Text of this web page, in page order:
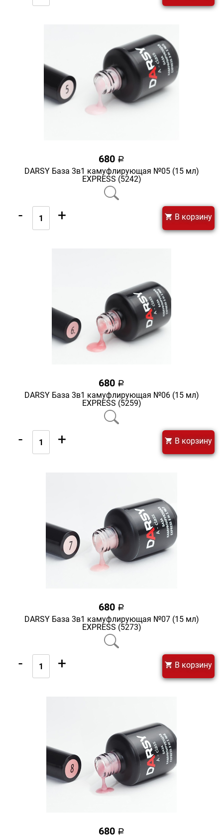
680 a
DARSY База 3в1 камуфлирующая №05 (15 мл)
EXPRESS (5242)
- + В корзину
680 a
DARSY База 3в1 камуфлирующая №06 (15 мл)
EXPRESS (5259)
- + В корзину
680 a
DARSY База 3в1 камуфлирующая №07 (15 мл)
EXPRESS (5273)
- + В корзину
680 a